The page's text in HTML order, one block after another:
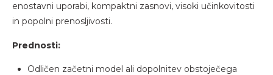
enostavni uporabi, kompaktni zasnovi, visoki učinkovitosti
in popolni prenosljivosti.
Prednosti:
Odličen začetni model ali dopolnitev obstoječega